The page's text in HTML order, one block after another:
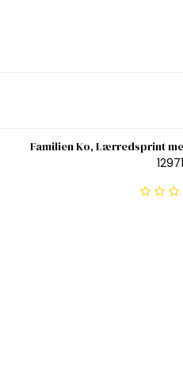
Familien Ko, Lærredsprint